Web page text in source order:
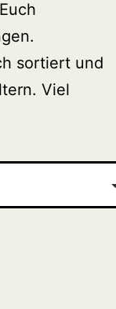
sortiert und
Viel